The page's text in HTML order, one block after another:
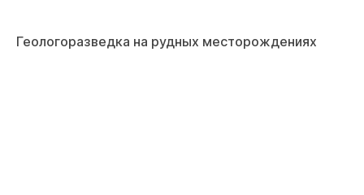
Геологоразведка на рудных месторождениях